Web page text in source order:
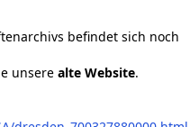
befindet sich noch
unsere alte Website.